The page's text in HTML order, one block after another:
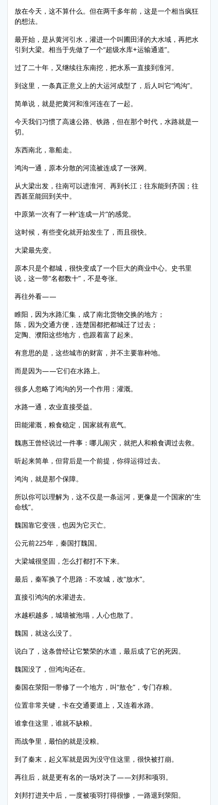
放在今天，这不算什么。但在两千多年前，这是一个相当疯狂
的想法。
最开始，是从黄河引水，灌进一个叫圃田泽的大水域，再把水
引到大梁。相当于先做了一个“超级水库+运输通道”。
过了二十年，又继续往东南挖，把水系一直接到淮河。
到这里，一条真正意义上的大运河成型了，后人叫它“鸿沟”。
简单说，就是把黄河和淮河连在了一起。
今天我们习惯了高速公路、铁路，但在那个时代，水路就是一
切。
东西南北，靠船走。
鸿沟一通，原本分散的河流被连成了一张网。
从大梁出发，往南可以进淮河、再到长江；往东能到齐国；往
西甚至能回到关中。
中原第一次有了一种“连成一片”的感觉。
这时候，有些变化就开始发生了，而且很快。
大梁最先变。
原本只是个都城，很快变成了一个巨大的商业中心。史书里
说，这一带“名都数十”，不是夸张。
再往外看——
睢阳，因为水路汇集，成了南北货物交换的地方；
陈，因为交通方便，连楚国都把都城迁了过去；
定陶、濮阳这些地方，也跟着富了起来。
有意思的是，这些城市的财富，并不主要靠种地。
而是因为——它们在水路上。
很多人忽略了鸿沟的另一个作用：灌溉。
水路一通，农业直接受益。
田能灌溉，粮食稳定，国家就有底气。
魏惠王曾经说过一件事：哪儿闹灾，就把人和粮食调过去救。
听起来简单，但背后是一个前提，你得运得过去。
鸿沟，就是那个保障。
所以你可以理解为，这不仅是一条运河，更像是一个国家的“生
命线”。
魏国靠它变强，也因为它灭亡。
公元前225年，秦国打魏国。
大梁城很坚固，怎么打都打不下来。
最后，秦军换了个思路：不攻城，改“放水”。
直接引鸿沟的水灌进去。
水越积越多，城墙被泡塌，人心也散了。
魏国，就这么没了。
说白了，这条曾经让它繁荣的水道，最后成了它的死因。
魏国没了，但鸿沟还在。
秦国在荥阳一带修了一个地方，叫“敖仓”，专门存粮。
位置非常关键，卡在交通要道上，又连着水路。
谁拿住这里，谁就不缺粮。
而战争里，最怕的就是没粮。
到了秦末，起义军就是因为没守住这里，很快被打崩。
再往后，就是更有名的一场对决了——刘邦和项羽。
刘邦打进关中后，一度被项羽打得很惨，一路退到荥阳。